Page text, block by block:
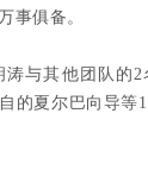
事俱备。
涛与其他团队的
的夏尔巴向导等